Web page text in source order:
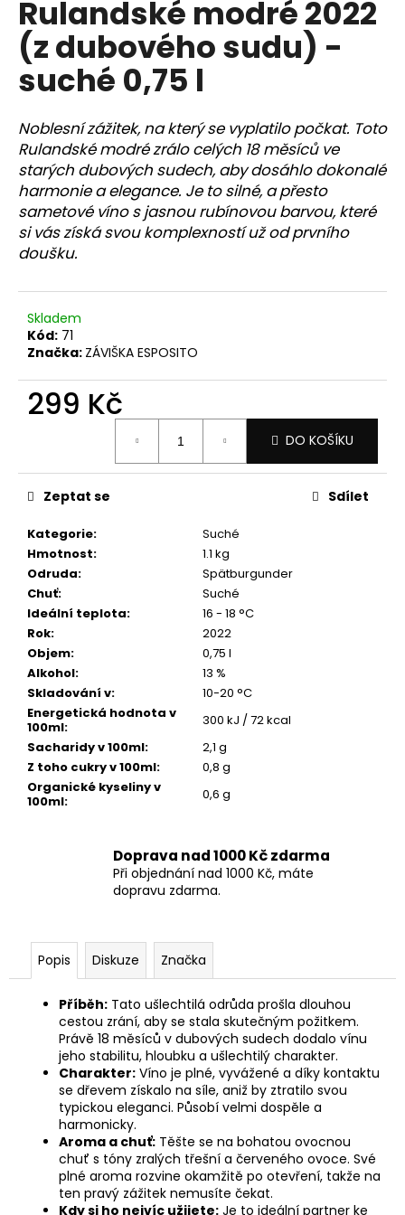
Rulandské modré 2022
(z dubového sudu) -
suché 0,75 l
Noblesní zážitek, na který se vyplatilo počkat. Toto
Rulandské modré zrálo celých 18 měsíců ve
starých dubových sudech, aby dosáhlo dokonalé
harmonie a elegance. Je to silné, a přesto
sametové víno s jasnou rubínovou barvou, které
si vás získá svou komplexností už od prvního
doušku.
Skladem
Kód: 71
Značka: ZÁVIŠKA ESPOSITO
299 Kč
DO KOŠÍKU
Kategorie:
Suché
Hmotnost:
1.1 kg
Odruda:
Spätburgunder
Chuť:
Suché
Ideální teplota:
16 - 18 °C
Rok:
2022
Objem:
0,75 l
Alkohol:
13 %
Skladování v:
10-20 °C
Energetická hodnota v
100ml:
300 kJ / 72 kcal
Sacharidy v 100ml:
2,1 g
Z toho cukry v 100ml:
0,8 g
Organické kyseliny v
100ml: 0,6 g
Zeptat se Sdílet
Doprava nad 1000 Kč zdarma
Při objednání nad 1000 Kč, máte
dopravu zdarma.
Popis Diskuze Značka
Příběh: Tato ušlechtilá odrůda prošla dlouhou
cestou zrání, aby se stala skutečným požitkem.
Právě 18 měsíců v dubových sudech dodalo vínu
jeho stabilitu, hloubku a ušlechtilý charakter.
Charakter: Víno je plné, vyvážené a díky kontaktu
se dřevem získalo na síle, aniž by ztratilo svou
typickou eleganci. Působí velmi dospěle a
harmonicky.
Aroma a chuť: Těšte se na bohatou ovocnou
chuť s tóny zralých třešní a červeného ovoce. Své
plné aroma rozvine okamžitě po otevření, takže na
ten pravý zážitek nemusíte čekat.
Kdy si ho nejvíc užijete: Je to ideální partner ke
a
j
í
t
?
HLEDAT
D
o
p
o
u
e
m
e
ZÁVIŠKA
ESPOSITO
CUVÉE
E+L.
2022
BARRIQUE
SUCHÉ
0,75
ČERVENÉ
299
Kč